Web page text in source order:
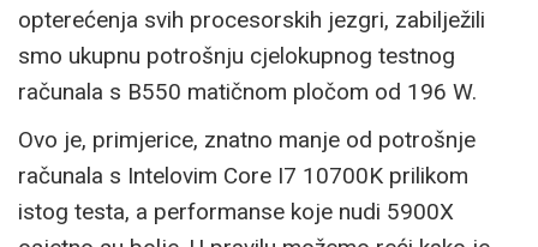
opterećenja svih procesorskih jezgri, zabilježili
smo ukupnu potrošnju cjelokupnog testnog
računala s B550 matičnom pločom od 196 W.
Ovo je, primjerice, znatno manje od potrošnje
računala s Intelovim Core I7 10700K prilikom
istog testa, a performanse koje nudi 5900X